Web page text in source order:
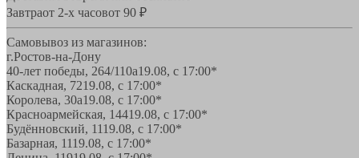
Завтраот 2-х часовот 90 ₽
Самовывоз из магазинов:
г.Ростов-на-Дону
40-лет победы, 264/110а19.08, с 17:00*
Каскадная, 7219.08, с 17:00*
Королева, 30а19.08, с 17:00*
Красноармейская, 14419.08, с 17:00*
Будённовский, 1119.08, с 17:00*
Базарная, 1119.08, с 17:00*